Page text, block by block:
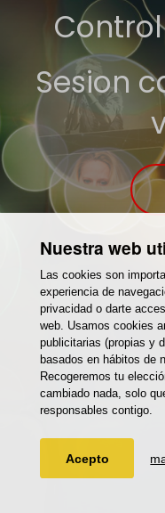
Nuestra web
Las cookies son
experiencia de
privacidad o darte
web. Usamos cookies
publicitarias (propias y
basados en hábitos de
Recogeremos tu
cambiado nada, solo
responsables contigo.
Acepto
Sesion